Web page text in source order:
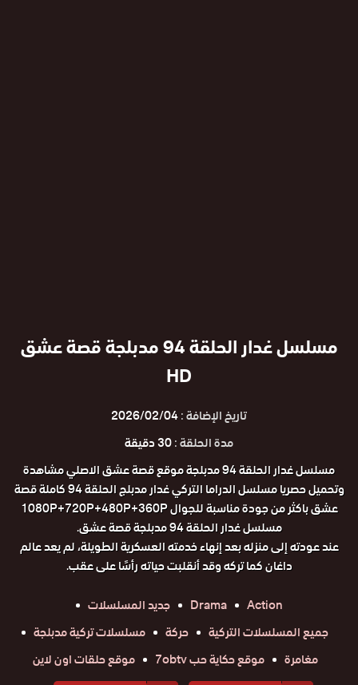
مسلسل غدار الحلقة 94 مدبلجة قصة عشق
HD
تاريخ الإضافة :2026/02/04
مدة الحلقة :30 دقيقة
مسلسل غدار الحلقة 94 مدبلجة موقع قصة عشق الاصلي مشاهدة
وتحميل حصريا مسلسل الدراما التركي غدار مدبلج الحلقة 94 كاملة قصة
عشق باكثر من جودة مناسبة للجوال 1080P+720P+480P+360P
مسلسل غدار الحلقة 94 مدبلجة قصة عشق.
عند عودته إلى منزله بعد إنهاء خدمته العسكرية الطويلة، لم يعد عالم
داغان كما تركه وقد أنقلبت حياته رأسًا على عقب.
Action
Drama
جديد المسلسلات
جميع المسلسلات التركية
حركة
مسلسلات تركية مدبلجة
مغامرة
موقع حكاية حب 7obtv
موقع حلقات اون لاين